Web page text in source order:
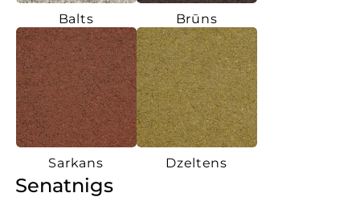
Balts Brūns
Sarkans Dzeltens
Senatnigs